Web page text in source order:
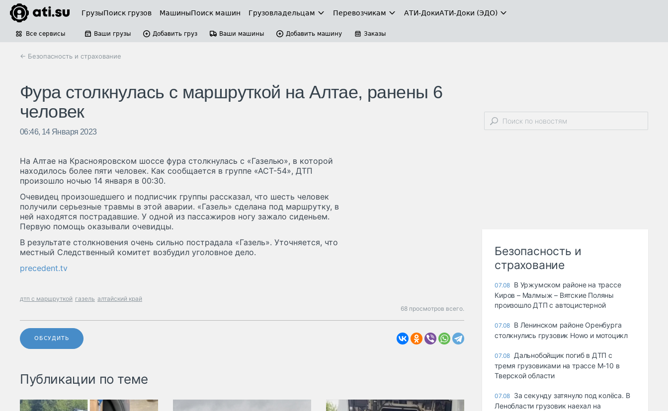
ГрузыПоиск грузов МашиныПоиск машин Грузовладельцам Перевозчикам АТИ-ДокиАТИ-Доки (ЭДО)
Все сервисы Ваши грузы Добавить груз Ваши машины Добавить машину Заказы
← Безопасность и страхование
Фура столкнулась с маршруткой на Алтае, ранены 6
человек
06:46, 14 Января 2023
На Алтае на Краснояровском шоссе фура столкнулась с «Газелью», в которой
находилось более пяти человек. Как сообщается в группе «АСТ-54», ДТП
произошло ночью 14 января в 00:30.
Очевидец произошедшего и подписчик группы рассказал, что шесть человек
получили серьезные травмы в этой аварии. «Газель» сделана под маршрутку, в
ней находятся пострадавшие. У одной из пассажиров ногу зажало сиденьем.
Первую помощь оказывали очевидцы.
В результате столкновения очень сильно пострадала «Газель». Уточняется, что
местный Следственный комитет возбудил уголовное дело.
precedent.tv
дтп с маршруткой газель алтайский край
68 просмотров всего.
ОБСУДИТЬ
Публикации по теме
Безопасность и
страхование
07.08 В Уржумском районе на трассе
Киров – Малмыж – Вятские Поляны
произошло ДТП с автоцистерной
07.08 В Ленинском районе Оренбурга
столкнулись грузовик Howo и мотоцикл
07.08 Дальнобойщик погиб в ДТП с
тремя грузовиками на трассе М-10 в
Тверской области
07.08 За секунду затянуло под колёса. В
Ленобласти грузовик наехал на